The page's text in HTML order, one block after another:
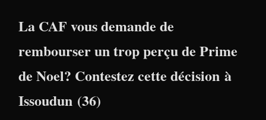
La CAF vous demande de
rembourser un trop perçu de Prime
de Noel? Contestez cette décision à
Issoudun (36)